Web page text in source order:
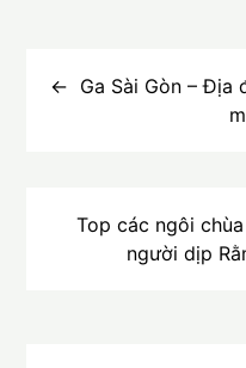
hướngGa Sài Gòn – Địa
Top các ngôi
người dịp